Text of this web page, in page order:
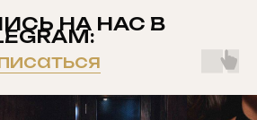
НА НАС В